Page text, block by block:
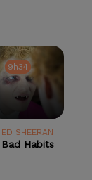
9h34
9h34
ED SHEERAN
Bad Habits